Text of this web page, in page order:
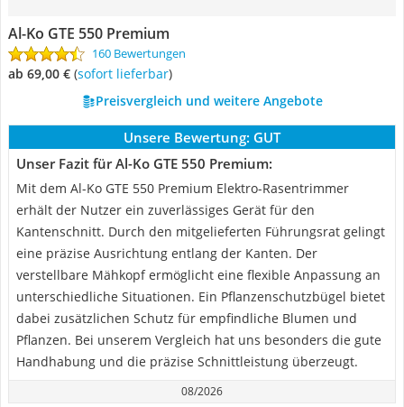
Al-Ko GTE 550 Premium
160 Bewertungen
ab 69,00 € ( Sofort lieferbar)
Preisvergleich und weitere Angebote
Unsere Bewertung: GUT
Unser Fazit für Al-Ko GTE 550 Premium:
Mit dem Al-Ko GTE 550 Premium Elektro-Rasentrimmer
erhält der Nutzer ein zuverlässiges Gerät für den
Kantenschnitt. Durch den mitgelieferten Führungsrat gelingt
eine präzise Ausrichtung entlang der Kanten. Der
verstellbare Mähkopf ermöglicht eine flexible Anpassung an
unterschiedliche Situationen. Ein Pflanzenschutzbügel bietet
dabei zusätzlichen Schutz für empfindliche Blumen und
Pflanzen. Bei unserem Vergleich hat uns besonders die gute
Handhabung und die präzise Schnittleistung überzeugt.
08/2026